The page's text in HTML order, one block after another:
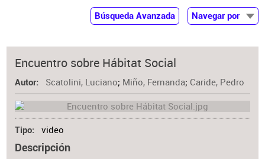
Búsqueda Avanzada
Navegar por
Autor
Materia
Encuentro sobre Hábitat Social
Autor Scatolini, Luciano; Miño, Fernanda; Caride, Pedro
Tipo video
Descripción